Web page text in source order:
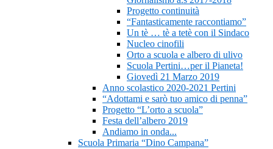
Progetto continuità
“Fantasticamente raccontiamo”
Un tè … tè a tetè con il Sindaco
Nucleo cinofili
Orto a scuola e albero di ulivo
Scuola Pertini…per il Pianeta!
Giovedì 21 Marzo 2019
Anno scolastico 2020-2021 Pertini
“Adottami e sarò tuo amico di penna”
Progetto “L’orto a scuola”
Festa dell’albero 2019
Andiamo in onda...
Scuola Primaria “Dino Campana”